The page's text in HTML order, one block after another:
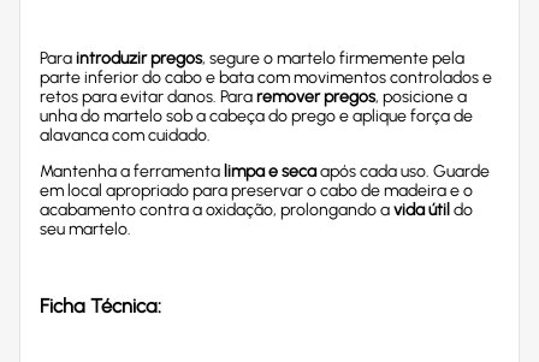
Paraintroduzir pregos, segure o martelo firmemente pela
parte inferior do cabo e bata com movimentos controlados e
retos para evitar danos. Pararemover pregos, posicione a
unha do martelo sob a cabeça do prego e aplique força de
alavanca com cuidado.
Mantenha a ferramenta limpa e secaapós cada uso. Guarde
em local apropriado para preservar o cabo de madeira e o
acabamento contra a oxidação, prolongando avida útil do
seu martelo.
Ficha Técnica: